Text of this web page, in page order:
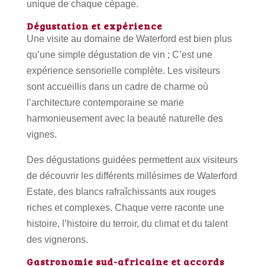
unique de chaque cépage.
Dégustation et expérience
Une visite au domaine de Waterford est bien plus
qu’une simple dégustation de vin ; C’est une
expérience sensorielle complète. Les visiteurs
sont accueillis dans un cadre de charme où
l’architecture contemporaine se marie
harmonieusement avec la beauté naturelle des
vignes.
Des dégustations guidées permettent aux visiteurs
de découvrir les différents millésimes de Waterford
Estate, des blancs rafraîchissants aux rouges
riches et complexes. Chaque verre raconte une
histoire, l’histoire du terroir, du climat et du talent
des vignerons.
Gastronomie sud-africaine et accords